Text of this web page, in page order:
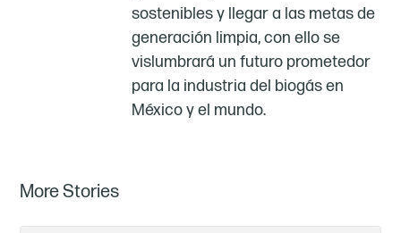
sostenibles y llegar a las metas de
generación limpia, con ello se
vislumbrará un futuro prometedor
para la industria del biogás en
México y el mundo.
More Stories